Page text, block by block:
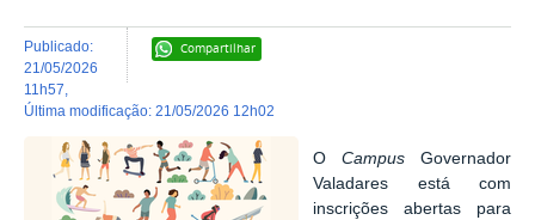
Compartilhar
publicado:
21/05/2026
11h57
última modificação: 21/05/2026 12h02
OCampus Governador
Valadares está com
inscrições abertas para